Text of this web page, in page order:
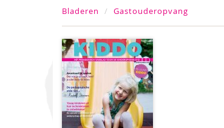
Bladeren Gastouderopvang